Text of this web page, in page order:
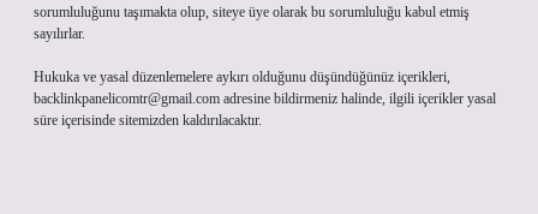
sorumluluğunu taşımakta olup, siteye üye olarak bu sorumluluğu kabul etmiş
sayılırlar.
Hukuka ve yasal düzenlemelere aykırı olduğunu düşündüğünüz içerikleri,
backlinkpanelicomtr@gmail.com adresine bildirmeniz halinde, ilgili içerikler yasal
süre içerisinde sitemizden kaldırılacaktır.